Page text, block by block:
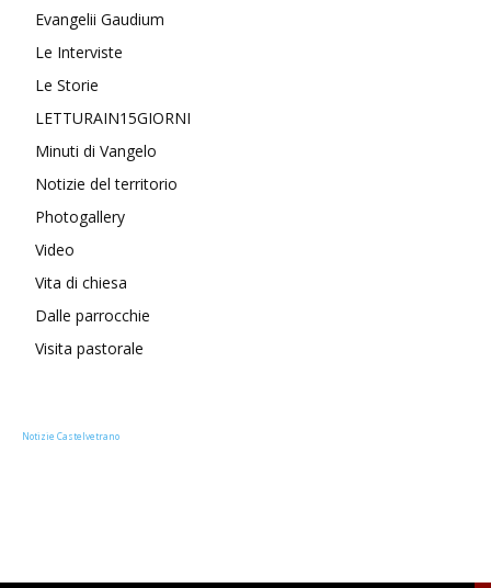
Evangelii Gaudium
Le Interviste
Le Storie
LETTURAIN15GIORNI
Minuti di Vangelo
Notizie del territorio
Photogallery
Video
Vita di chiesa
Dalle parrocchie
Visita pastorale
Notizie Castelvetrano